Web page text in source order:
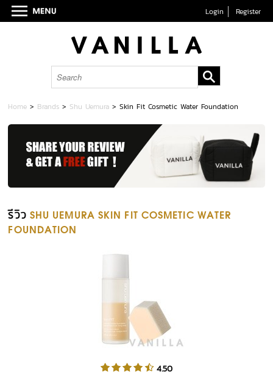
Login Register
Home > Brands > Shu Uemura >Skin Fit Cosmetic Water Foundation
รีวิว SHU UEMURA SKIN FIT COSMETIC WATER
FOUNDATION
4.50